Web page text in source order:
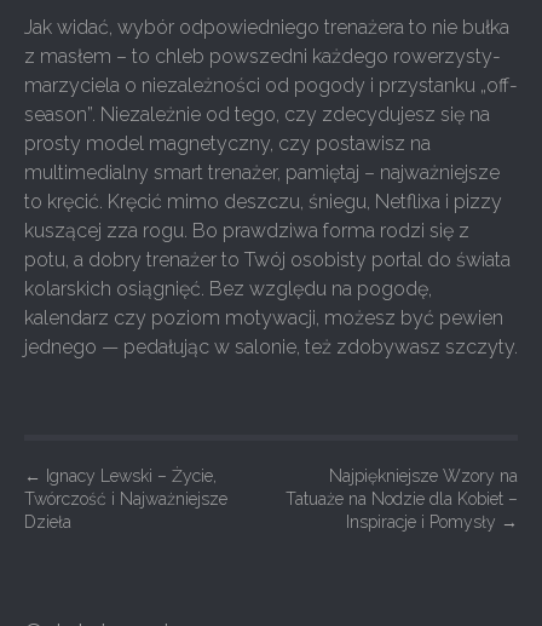
Jak widać, wybór odpowiedniego trenażera to nie bułka
z masłem – to chleb powszedni każdego rowerzysty-
marzyciela o niezależności od pogody i przystanku „off-
season”. Niezależnie od tego, czy zdecydujesz się na
prosty model magnetyczny, czy postawisz na
multimedialny smart trenażer, pamiętaj – najważniejsze
to kręcić. Kręcić mimo deszczu, śniegu, Netflixa i pizzy
kuszącej zza rogu. Bo prawdziwa forma rodzi się z
potu, a dobry trenażer to Twój osobisty portal do świata
kolarskich osiągnięć. Bez względu na pogodę,
kalendarz czy poziom motywacji, możesz być pewien
jednego — pedałując w salonie, też zdobywasz szczyty.
P
o
n
←
Ignacy Lewski – Życie,
Twórczość i Najważniejsze
Dzieła
Najpiękniejsze Wzory na
Tatuaże na Nodzie dla Kobiet –
Inspiracje i Pomysły →